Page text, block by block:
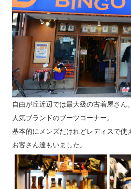
自由が丘近辺では最大級の古着屋さん。
人気ブランドのブーツコーナー。
基本的にメンズだけれどレディスで使
お客さん達もいました。